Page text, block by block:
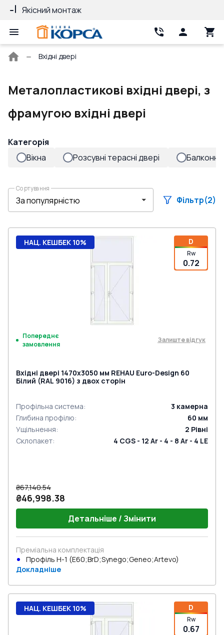
Якісний монтаж
Головна
Вхідні двері
Металопластикові вхідні двері, з
фрамугою вхідні двері
Категорія
Вікна
Розсувні терасні двері Балконні
Сортування
Фільтр(2)
D
Rw
0.72
НАЦ. КЕШБЕК 10%
Попереднє
замовлення
Залиште відгук
Вхідні двері 1470x3050 мм REHAU Euro-Design 60
Білий (RAL 9016) з двох сторін
Профільна система: 3 камерна
Глибина профілю: 60 мм
Ущільнення: 2 Рівні
Склопакет: 4 CGS - 12 Ar - 4 - 8 Ar - 4 LE
₴67,140.54
₴46,998.38
Детальніше / Змінити
Преміальна комплектація
Профіль Н-1 (E60;BrD;Synego;Geneo;Artevo)
Докладніше
D
Rw
0.67
НАЦ. КЕШБЕК 10%